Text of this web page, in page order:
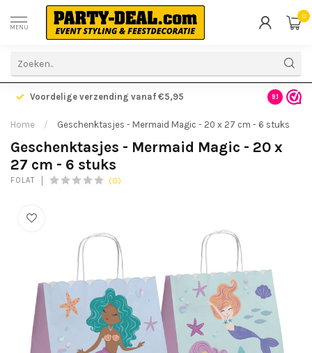
MENU
0
Voordelige verzending vanaf €5,95 Gratis
9.1
Home / Geschenktasjes - Mermaid Magic - 20 x 27 cm - 6 stuks
Geschenktasjes - Mermaid Magic - 20 x
27 cm - 6 stuks
FOLAT (0)